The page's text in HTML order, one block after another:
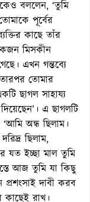
বললেন, ‘তুমি
পূর্বের
কাছে তাঁর
মিসকীন
এখন গন্তব্যে
তোমার
ছাগল সাহায্য
এ ছাগলটি
অন্ধ ছিলাম।
ছিলাম,
যত ইচ্ছা মাল তুমি
আজ তুমি যা কিছু
দাবী করব
রাখ।